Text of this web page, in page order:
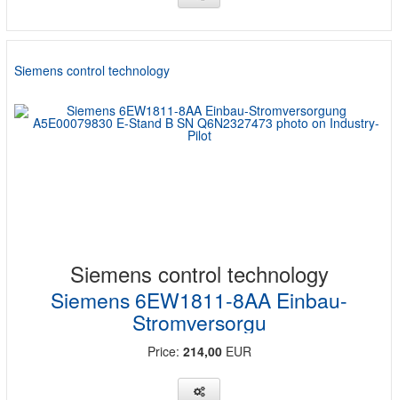
Siemens control technology
Siemens control technology
Siemens 6EW1811-8AA Einbau-
Stromversorgu
Price: 214,00EUR